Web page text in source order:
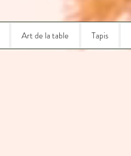
Art de la table Tapis